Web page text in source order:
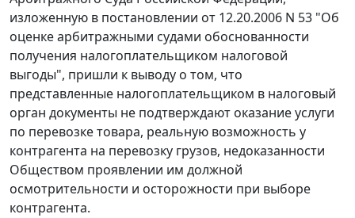
изложенную в постановлении от 12.20.2006 N 53 "Об
оценке арбитражными судами обоснованности
получения налогоплательщиком налоговой
выгоды", пришли к выводу о том, что
представленные налогоплательщиком в налоговый
орган документы не подтверждают оказание услуги
по перевозке товара, реальную возможность у
контрагента на перевозку грузов, недоказанности
Обществом проявлении им должной
осмотрительности и осторожности при выборе
контрагента.